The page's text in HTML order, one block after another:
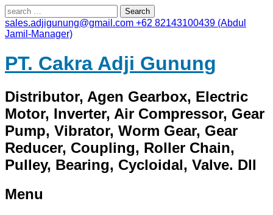
Search
for:
sales.adjigunung@gmail.com +62 82143100439 (Abdul
Jamil-Manager)
PT. Cakra Adji Gunung
Distributor, Agen Gearbox, Electric
Motor, Inverter, Air Compressor, Gear
Pump, Vibrator, Worm Gear, Gear
Reducer, Coupling, Roller Chain,
Pulley, Bearing, Cycloidal, Valve. Dll
Menu